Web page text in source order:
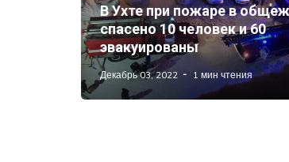
В Ухте при пожаре в
спасено 10 человек и 60
эвакуированы
Декабрь 03, 2022 1 мин чтения